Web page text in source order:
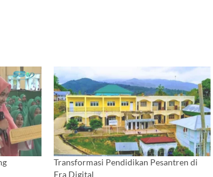
Transformasi Pendidikan Pesantren di
Era Digital